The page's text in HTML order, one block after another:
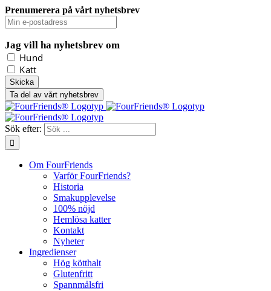
Prenumerera på vårt nyhetsbrev
Jag vill ha nyhetsbrev om
Hund
Katt
Ta del av vårt nyhetsbrev
Sök efter:
Om FourFriends
Varför FourFriends?
Historia
Smakupplevelse
100% nöjd
Hemlösa katter
Kontakt
Nyheter
Ingredienser
Hög kötthalt
Glutenfritt
Spannmålsfri